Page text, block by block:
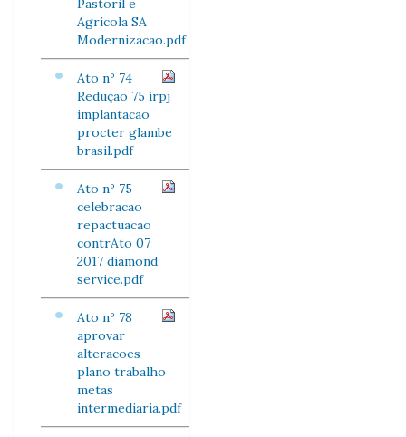
Pastoril e
Agricola SA
Modernizacao.pdf
Ato nº 74
Redução 75 irpj
implantacao
procter glambe
brasil.pdf
Ato nº 75
celebracao
repactuacao
contrAto 07
2017 diamond
service.pdf
Ato nº 78
aprovar
alteracoes
plano trabalho
metas
intermediaria.pdf